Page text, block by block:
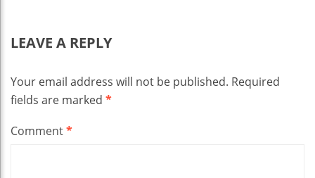
LEAVE A REPLY
Your email address will not be published. Required
fields are marked *
Comment*